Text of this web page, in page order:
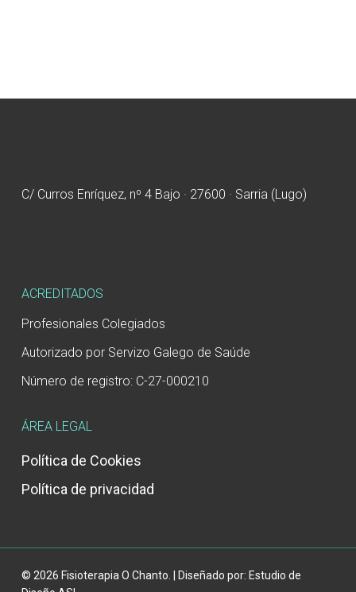
C/ Curros Enríquez, nº 4 Bajo · 27600 · Sarria (Lugo)
ACREDITADOS
Profesionales Colegiados
Autorizado por Servizo Galego de Saúde
Número de registro: C-27-000210
ÁREA LEGAL
Política de Cookies
Política de privacidad
© 2026 Fisioterapia O Chanto. | Diseñado por: Estudio de